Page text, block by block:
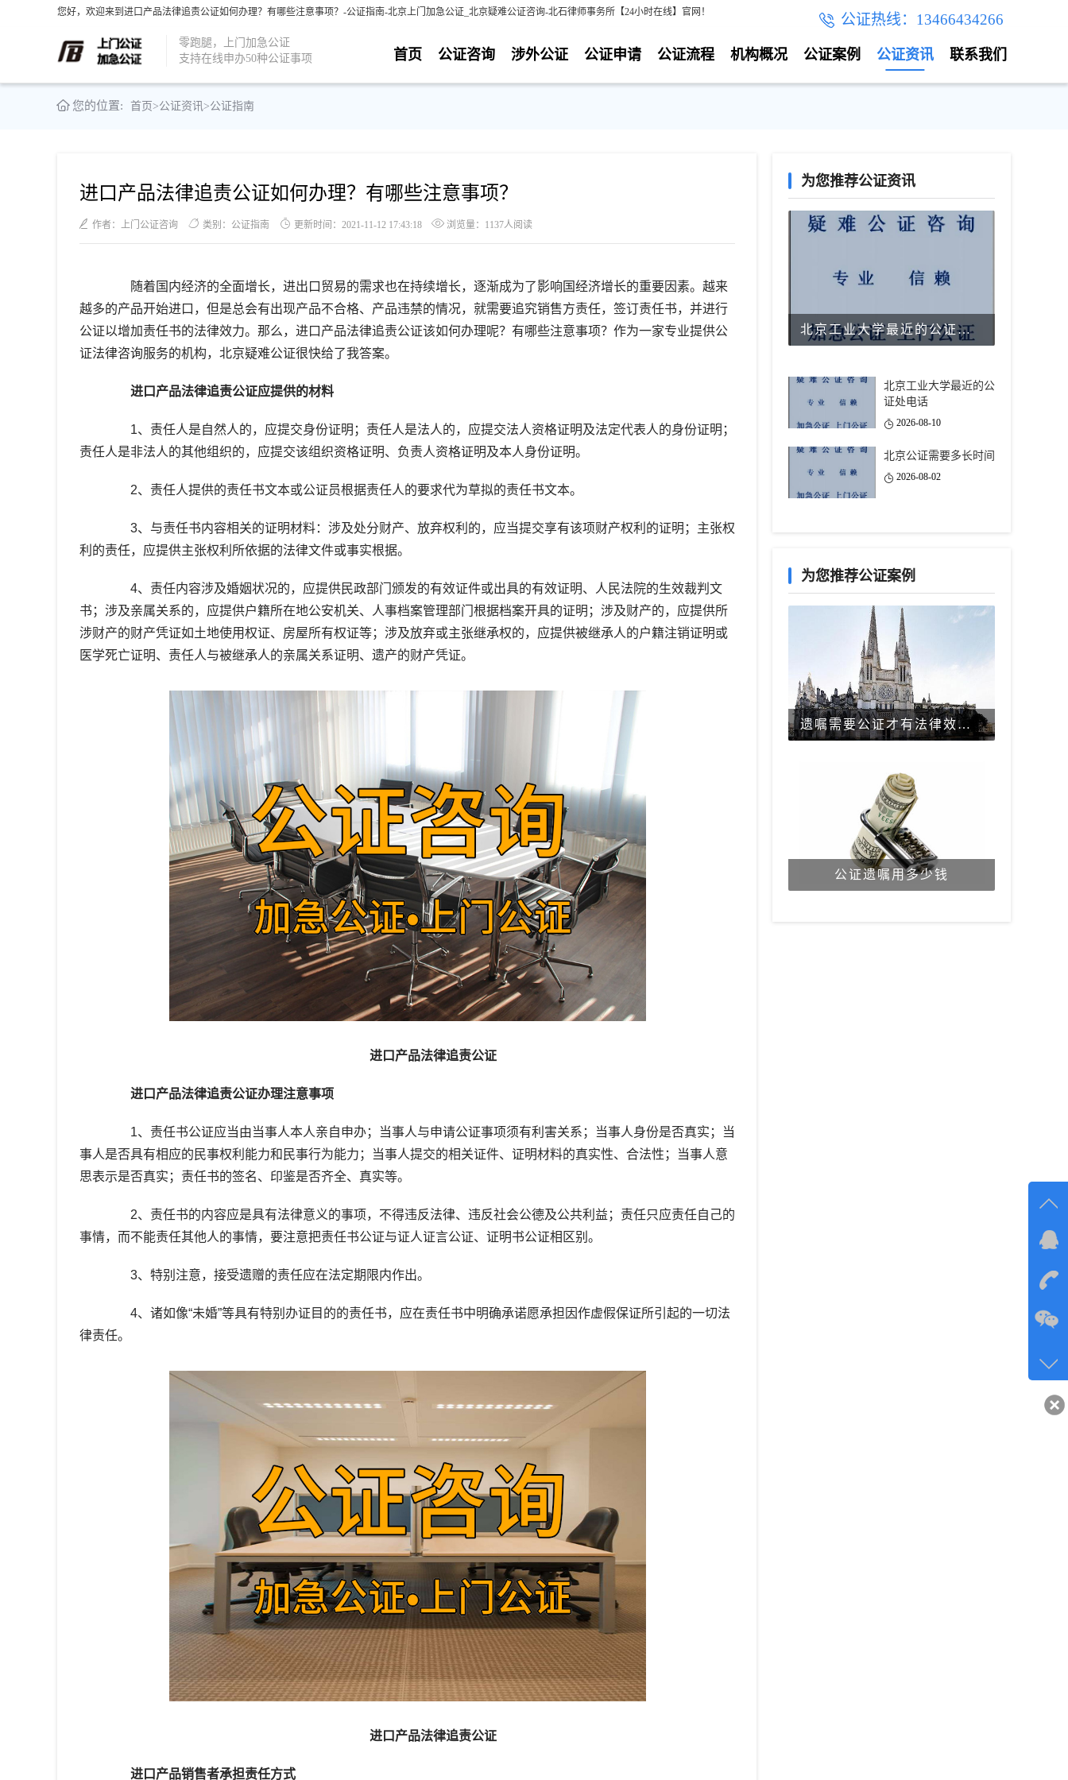
您好，欢迎来到进口产品法律追责公证如何办理？有哪些注意事项？-公证指南-北京上门加急公证_北京疑难公证咨询-北石律师事务所【24小时在线】官网！ 公证热线：13466434266
零跑腿，上门加急公证
支持在线申办50种公证事项
联系我们
公证资讯
公证案例
机构概况
公证流程
公证申请
涉外公证
公证咨询
首页
您的位置: 首页>公证资讯>公证指南
进口产品法律追责公证如何办理？有哪些注意事项？
作者：上门公证咨询 类别：公证指南 更新时间：2021-11-12 17:43:18 浏览量：1137人阅读
随着国内经济的全面增长，进出口贸易的需求也在持续增长，逐渐成为了影响国经济增长的重要因素。越来
越多的产品开始进口，但是总会有出现产品不合格、产品违禁的情况，就需要追究销售方责任，签订责任书，并进行
公证以增加责任书的法律效力。那么，进口产品法律追责公证该如何办理呢？有哪些注意事项？作为一家专业提供公
证法律咨询服务的机构，北京疑难公证很快给了我答案。
进口产品法律追责公证应提供的材料
1、责任人是自然人的，应提交身份证明；责任人是法人的，应提交法人资格证明及法定代表人的身份证明；
责任人是非法人的其他组织的，应提交该组织资格证明、负责人资格证明及本人身份证明。
2、责任人提供的责任书文本或公证员根据责任人的要求代为草拟的责任书文本。
3、与责任书内容相关的证明材料：涉及处分财产、放弃权利的，应当提交享有该项财产权利的证明；主张权
利的责任，应提供主张权利所依据的法律文件或事实根据。
4、责任内容涉及婚姻状况的，应提供民政部门颁发的有效证件或出具的有效证明、人民法院的生效裁判文
书；涉及亲属关系的，应提供户籍所在地公安机关、人事档案管理部门根据档案开具的证明；涉及财产的，应提供所
涉财产的财产凭证如土地使用权证、房屋所有权证等；涉及放弃或主张继承权的，应提供被继承人的户籍注销证明或
医学死亡证明、责任人与被继承人的亲属关系证明、遗产的财产凭证。
进口产品法律追责公证
进口产品法律追责公证办理注意事项
1、责任书公证应当由当事人本人亲自申办；当事人与申请公证事项须有利害关系；当事人身份是否真实；当
事人是否具有相应的民事权利能力和民事行为能力；当事人提交的相关证件、证明材料的真实性、合法性；当事人意
思表示是否真实；责任书的签名、印鉴是否齐全、真实等。
2、责任书的内容应是具有法律意义的事项，不得违反法律、违反社会公德及公共利益；责任只应责任自己的
事情，而不能责任其他人的事情，要注意把责任书公证与证人证言公证、证明书公证相区别。
3、特别注意，接受遗赠的责任应在法定期限内作出。
4、诸如像“未婚”等具有特别办证目的的责任书，应在责任书中明确承诺愿承担因作虚假保证所引起的一切法
律责任。
进口产品法律追责公证
进口产品销售者承担责任方式
为您推荐公证资讯
北京工业大学最近的公证处电话
北京工业大学最近的公
证处电话
2026-08-10
北京公证需要多长时间
2026-08-02
为您推荐公证案例
遗嘱需要公证才有法律效力吗？
公证遗嘱用多少钱
在线
咨询
客服